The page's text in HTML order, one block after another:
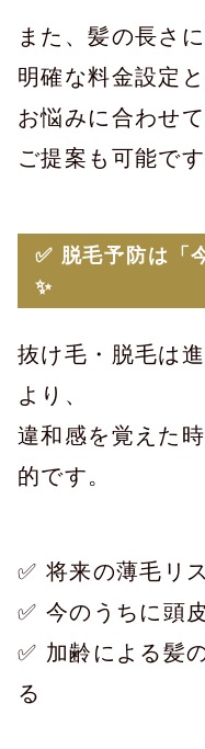
また、髪の長さ
明確な料金設定
お悩みに合わせ
ご提案も可能です
✅ 脱毛予防は「
✨
抜け毛・脱毛は
より、
違和感を覚えた
的です。
✅ 将来の薄毛リ
✅ 今のうちに頭
✅ 加齢による髪
る